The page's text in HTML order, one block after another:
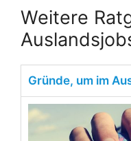
Weitere
Gründe, um im